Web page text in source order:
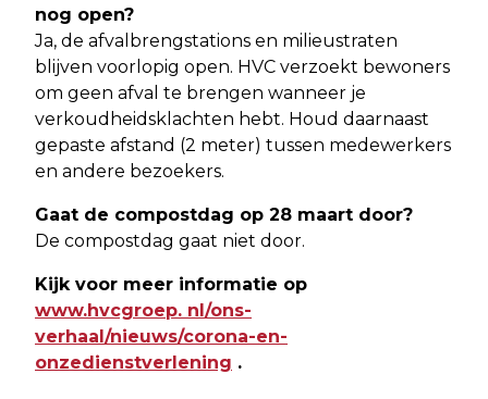
nog open?
Ja, de afvalbrengstations en milieustraten
blijven voorlopig open. HVC verzoekt bewoners
om geen afval te brengen wanneer je
verkoudheidsklachten hebt. Houd daarnaast
gepaste afstand (2 meter) tussen medewerkers
en andere bezoekers.
Gaat de compostdag op 28 maart door?
De compostdag gaat niet door.
Kijk voor meer informatie op
www.hvcgroep. nl/ons-
verhaal/nieuws/corona-en-
onzedienstverlening .